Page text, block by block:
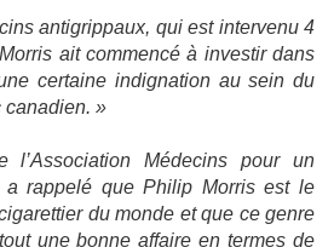
antigrippaux, qui est intervenu 4
ait commencé à investir dans
certaine indignation au sein du
canadien. »
l’Association Médecins pour un
a rappelé que Philip Morris est le
du monde et que ce genre
une bonne affaire en termes de